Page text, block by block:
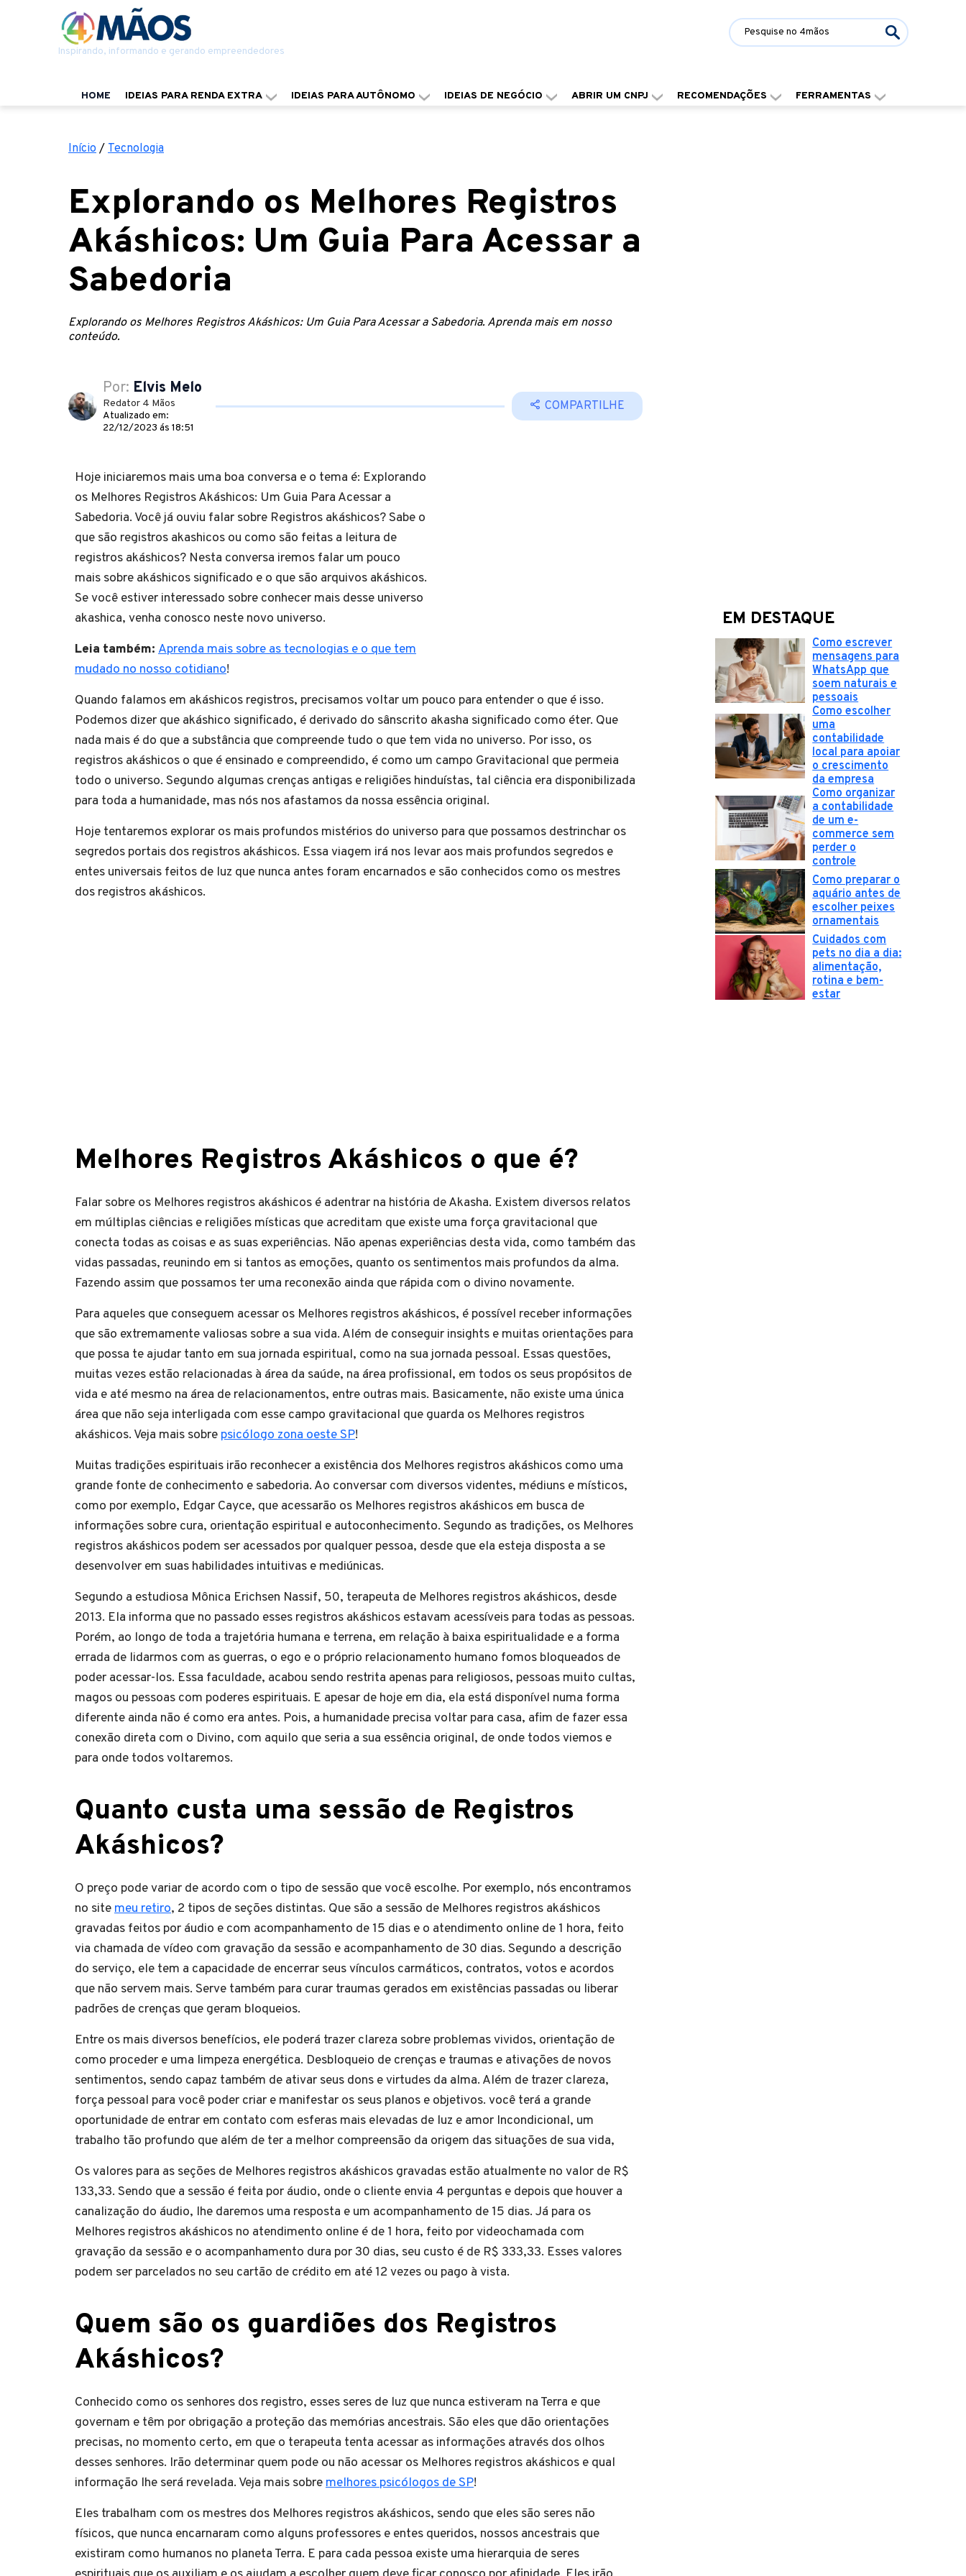
Inspirando, informando e gerando empreendedores
HOME IDEIAS PARA RENDA EXTRA IDEIAS PARA AUTÔNOMO IDEIAS DE NEGÓCIO ABRIR UM CNPJ RECOMENDAÇÕES FERRAMENTAS
Início / Tecnologia
Explorando os Melhores Registros
Akáshicos: Um Guia Para Acessar a
Sabedoria
Explorando os Melhores Registros Akáshicos: Um Guia Para Acessar a Sabedoria. Aprenda mais em nosso
conteúdo.
Por: Elvis Melo
Redator 4 Mãos
Atualizado em:
22/12/2023 ás 18:51
COMPARTILHE
Hoje iniciaremos mais uma boa conversa e o tema é: Explorando
os Melhores Registros Akáshicos: Um Guia Para Acessar a
Sabedoria. Você já ouviu falar sobre Registros akáshicos? Sabe o
que são registros akashicos ou como são feitas a leitura de
registros akáshicos? Nesta conversa iremos falar um pouco
mais sobre akáshicos significado e o que são arquivos akáshicos.
Se você estiver interessado sobre conhecer mais desse universo
akashica, venha conosco neste novo universo.
Leia também: Aprenda mais sobre as tecnologias e o que tem
mudado no nosso cotidiano!
Quando falamos em akáshicos registros, precisamos voltar um pouco para entender o que é isso.
Podemos dizer que akáshico significado, é derivado do sânscrito akasha significado como éter. Que
nada mais é do que a substância que compreende tudo o que tem vida no universo. Por isso, os
registros akáshicos o que é ensinado e compreendido, é como um campo Gravitacional que permeia
todo o universo. Segundo algumas crenças antigas e religiões hinduístas, tal ciência era disponibilizada
para toda a humanidade, mas nós nos afastamos da nossa essência original.
Hoje tentaremos explorar os mais profundos mistérios do universo para que possamos destrinchar os
segredos portais dos registros akáshicos. Essa viagem irá nos levar aos mais profundos segredos e
entes universais feitos de luz que nunca antes foram encarnados e são conhecidos como os mestres
dos registros akáshicos.
Melhores Registros Akáshicos o que é?
Falar sobre os Melhores registros akáshicos é adentrar na história de Akasha. Existem diversos relatos
em múltiplas ciências e religiões místicas que acreditam que existe uma força gravitacional que
conecta todas as coisas e as suas experiências. Não apenas experiências desta vida, como também das
vidas passadas, reunindo em si tantos as emoções, quanto os sentimentos mais profundos da alma.
Fazendo assim que possamos ter uma reconexão ainda que rápida com o divino novamente.
Para aqueles que conseguem acessar os Melhores registros akáshicos, é possível receber informações
que são extremamente valiosas sobre a sua vida. Além de conseguir insights e muitas orientações para
que possa te ajudar tanto em sua jornada espiritual, como na sua jornada pessoal. Essas questões,
muitas vezes estão relacionadas à área da saúde, na área profissional, em todos os seus propósitos de
vida e até mesmo na área de relacionamentos, entre outras mais. Basicamente, não existe uma única
área que não seja interligada com esse campo gravitacional que guarda os Melhores registros
akáshicos. Veja mais sobre psicólogo zona oeste SP!
Muitas tradições espirituais irão reconhecer a existência dos Melhores registros akáshicos como uma
grande fonte de conhecimento e sabedoria. Ao conversar com diversos videntes, médiuns e místicos,
como por exemplo, Edgar Cayce, que acessarão os Melhores registros akáshicos em busca de
informações sobre cura, orientação espiritual e autoconhecimento. Segundo as tradições, os Melhores
registros akáshicos podem ser acessados por qualquer pessoa, desde que ela esteja disposta a se
desenvolver em suas habilidades intuitivas e mediúnicas.
Segundo a estudiosa Mônica Erichsen Nassif, 50, terapeuta de Melhores registros akáshicos, desde
2013. Ela informa que no passado esses registros akáshicos estavam acessíveis para todas as pessoas.
Porém, ao longo de toda a trajetória humana e terrena, em relação à baixa espiritualidade e a forma
errada de lidarmos com as guerras, o ego e o próprio relacionamento humano fomos bloqueados de
poder acessar-los. Essa faculdade, acabou sendo restrita apenas para religiosos, pessoas muito cultas,
magos ou pessoas com poderes espirituais. E apesar de hoje em dia, ela está disponível numa forma
diferente ainda não é como era antes. Pois, a humanidade precisa voltar para casa, afim de fazer essa
conexão direta com o Divino, com aquilo que seria a sua essência original, de onde todos viemos e
para onde todos voltaremos.
Quanto custa uma sessão de Registros
Akáshicos?
O preço pode variar de acordo com o tipo de sessão que você escolhe. Por exemplo, nós encontramos
no site meu retiro, 2 tipos de seções distintas. Que são a sessão de Melhores registros akáshicos
gravadas feitos por áudio e com acompanhamento de 15 dias e o atendimento online de 1 hora, feito
via chamada de vídeo com gravação da sessão e acompanhamento de 30 dias. Segundo a descrição
do serviço, ele tem a capacidade de encerrar seus vínculos carmáticos, contratos, votos e acordos
que não servem mais. Serve também para curar traumas gerados em existências passadas ou liberar
padrões de crenças que geram bloqueios.
Entre os mais diversos benefícios, ele poderá trazer clareza sobre problemas vividos, orientação de
como proceder e uma limpeza energética. Desbloqueio de crenças e traumas e ativações de novos
sentimentos, sendo capaz também de ativar seus dons e virtudes da alma. Além de trazer clareza,
força pessoal para você poder criar e manifestar os seus planos e objetivos. você terá a grande
oportunidade de entrar em contato com esferas mais elevadas de luz e amor Incondicional, um
trabalho tão profundo que além de ter a melhor compreensão da origem das situações de sua vida,
Os valores para as seções de Melhores registros akáshicos gravadas estão atualmente no valor de R$
133,33. Sendo que a sessão é feita por áudio, onde o cliente envia 4 perguntas e depois que houver a
canalização do áudio, lhe daremos uma resposta e um acompanhamento de 15 dias. Já para os
Melhores registros akáshicos no atendimento online é de 1 hora, feito por videochamada com
gravação da sessão e o acompanhamento dura por 30 dias, seu custo é de R$ 333,33. Esses valores
podem ser parcelados no seu cartão de crédito em até 12 vezes ou pago à vista.
Quem são os guardiões dos Registros
Akáshicos?
Conhecido como os senhores dos registro, esses seres de luz que nunca estiveram na Terra e que
governam e têm por obrigação a proteção das memórias ancestrais. São eles que dão orientações
precisas, no momento certo, em que o terapeuta tenta acessar as informações através dos olhos
desses senhores. Irão determinar quem pode ou não acessar os Melhores registros akáshicos e qual
informação lhe será revelada. Veja mais sobre melhores psicólogos de SP!
Eles trabalham com os mestres dos Melhores registros akáshicos, sendo que eles são seres não
físicos, que nunca encarnaram como alguns professores e entes queridos, nossos ancestrais que
existiram como humanos no planeta Terra. E para cada pessoa existe uma hierarquia de seres
EM DESTAQUE
Como escrever
mensagens para
WhatsApp que
soem naturais e
pessoais
Como escolher
uma
contabilidade
local para apoiar
o crescimento
da empresa
Como organizar
a contabilidade
de um e-
commerce sem
perder o
controle
Como preparar o
aquário antes de
escolher peixes
ornamentais
Cuidados com
pets no dia a dia:
alimentação,
rotina e bem-
estar